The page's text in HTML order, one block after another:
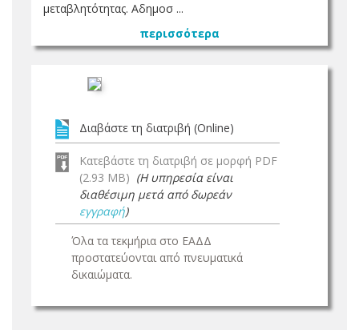
μεταβλητότητας. Αδημοσ ...
περισσότερα
Διαβάστε τη διατριβή (Online)
Κατεβάστε τη διατριβή σε μορφή PDF
(2.93 MB) (Η υπηρεσία είναι
διαθέσιμη μετά από δωρεάν
εγγραφή)
Όλα τα τεκμήρια στο ΕΑΔΔ
προστατεύονται από πνευματικά
δικαιώματα.